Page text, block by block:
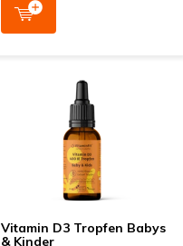
Vitamin D3 Tropfen Babys
& Kinder